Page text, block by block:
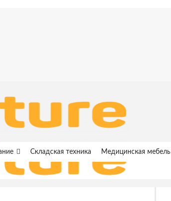
Складская техника Медицинская мебель